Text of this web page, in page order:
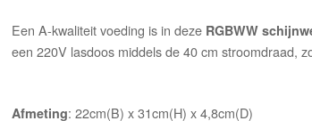
Een A-kwaliteit voeding is in deze RGBWW
een 220V lasdoos middels de 40 cm stroomdraad,
Afmeting: 22cm(B) x 31cm(H) x 4,8cm(D)